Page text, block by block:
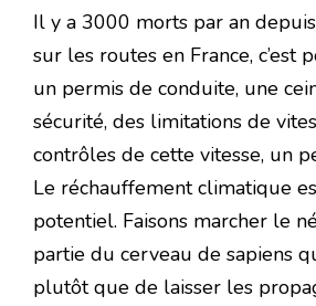
Il y a 3000 morts par an
sur les routes en France, c’est
un permis de conduite, une
sécurité, des limitations de
contrôles de cette vitesse, un
Le réchauffement climatique
potentiel. Faisons marcher le
partie du cerveau de sapiens
plutôt que de laisser les